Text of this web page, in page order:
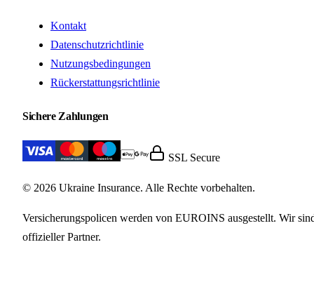
Kontakt
Datenschutzrichtlinie
Nutzungsbedingungen
Rückerstattungsrichtlinie
Sichere Zahlungen
SSL Secure
© 2026 Ukraine Insurance. Alle Rechte vorbehalten.
Versicherungspolicen werden von EUROINS ausgestellt. Wir
offizieller Partner.